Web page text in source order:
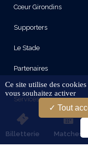
Billetterie Matches
Cœur Girondins
Supporters
Le Stade
Partenaires
Services
Billetterie
Calendrier
Ce site utilise des
vous souhaitez activer
Tout